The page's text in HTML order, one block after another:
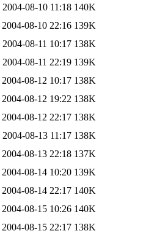
2004-08-10 11:18 140K
2004-08-10 22:16 139K
2004-08-11 10:17 138K
2004-08-11 22:19 139K
2004-08-12 10:17 138K
2004-08-12 19:22 138K
2004-08-12 22:17 138K
2004-08-13 11:17 138K
2004-08-13 22:18 137K
2004-08-14 10:20 139K
2004-08-14 22:17 140K
2004-08-15 10:26 140K
2004-08-15 22:17 138K